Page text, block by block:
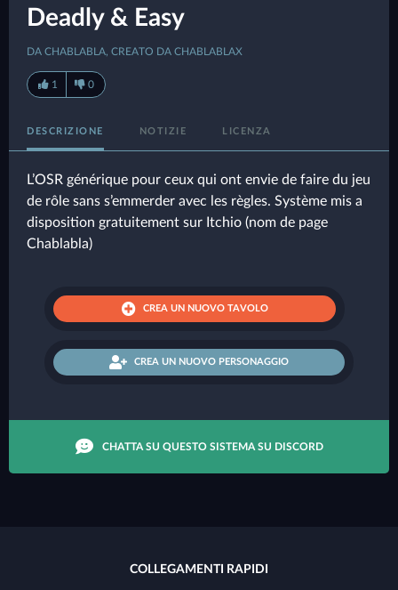
Deadly & Easy
DA CHABLABLA, CREATO DA CHABLABLAX
1 0
DESCRIZIONE NOTIZIE LICENZA
L’OSR générique pour ceux qui ont envie de faire du jeu
de rôle sans s’emmerder avec les règles. Système mis a
disposition gratuitement sur Itchio (nom de page
Chablabla)
CREA UN NUOVO TAVOLO
CREA UN NUOVO PERSONAGGIO
CHATTA SU QUESTO SISTEMA SU DISCORD
COLLEGAMENTI RAPIDI